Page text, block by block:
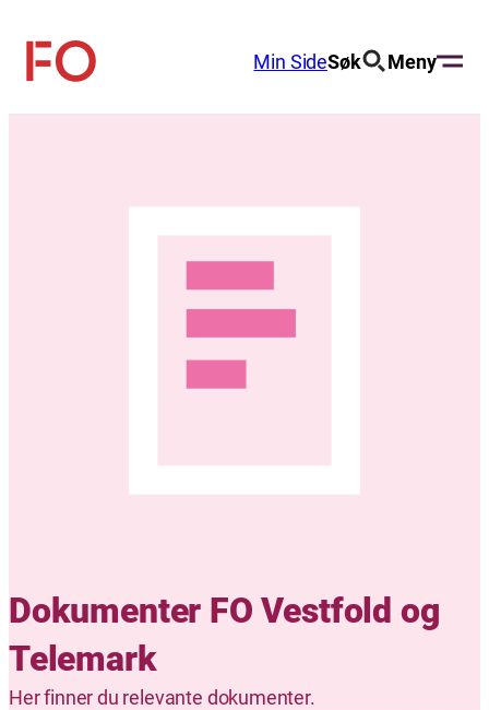
innhold
FO
(Fellesorganisasjonen)
Min SideSøk Meny
Dokumenter FO Vestfold og
Telemark
Her finner du relevante dokumenter.